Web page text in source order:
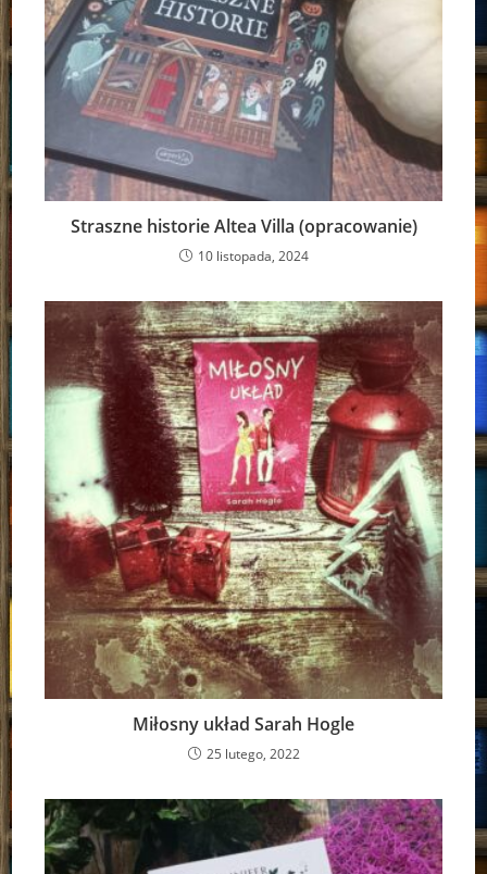
Straszne historie Altea Villa (opracowanie)
10 listopada, 2024
Miłosny układ Sarah Hogle
25 lutego, 2022